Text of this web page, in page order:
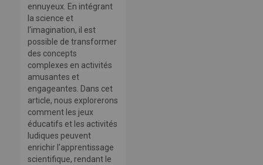
ennuyeux. En intégrant
la science et
l'imagination, il est
possible de transformer
des concepts
complexes en activités
amusantes et
engageantes. Dans cet
article, nous explorerons
comment les jeux
éducatifs et les activités
ludiques peuvent
enrichir l'apprentissage
scientifique, rendant le